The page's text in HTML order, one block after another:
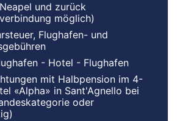
und zurück
möglich)
Flughafen- und
- Hotel - Flughafen
mit Halbpension im 4-
«Alpha» in Sant'Agnello bei
oder